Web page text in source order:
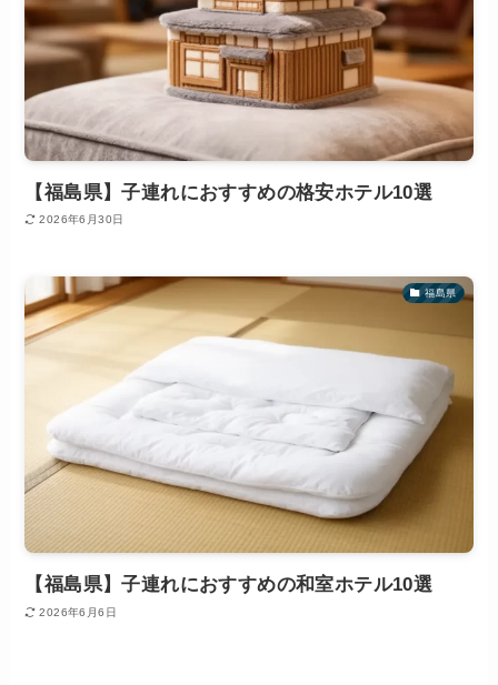
【福島県】子連れにおすすめの格安ホテル10選
2026年6月30日
福島県
【福島県】子連れにおすすめの和室ホテル10選
2026年6月6日